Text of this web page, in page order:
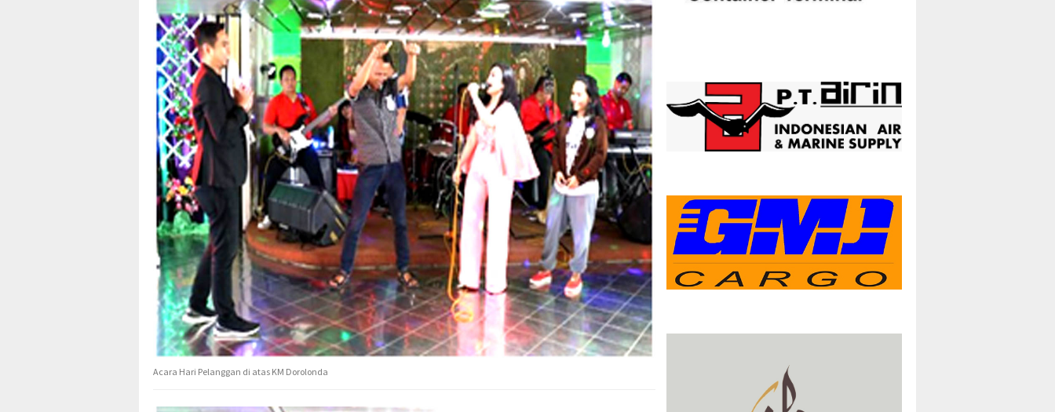
Acara Hari Pelanggan di atas KM Dorolonda